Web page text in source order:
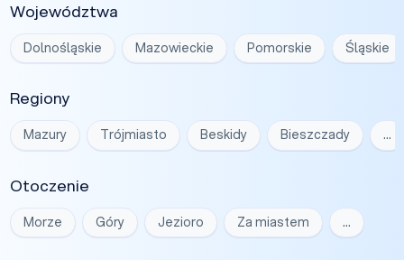
Województwa
Dolnośląskie Mazowieckie Pomorskie Śląskie
Regiony
Mazury Trójmiasto Beskidy Bieszczady …
Otoczenie
Morze Góry Jezioro Za miastem …